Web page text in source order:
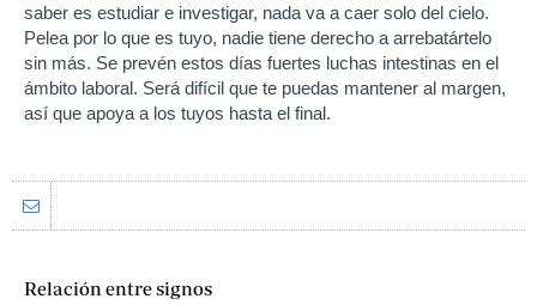
saber es estudiar e investigar, nada va a caer solo del cielo.
Pelea por lo que es tuyo, nadie tiene derecho a arrebatártelo
sin más. Se prevén estos días fuertes luchas intestinas en el
ámbito laboral. Será difícil que te puedas mantener al margen,
así que apoya a los tuyos hasta el final.
Relación entre signos